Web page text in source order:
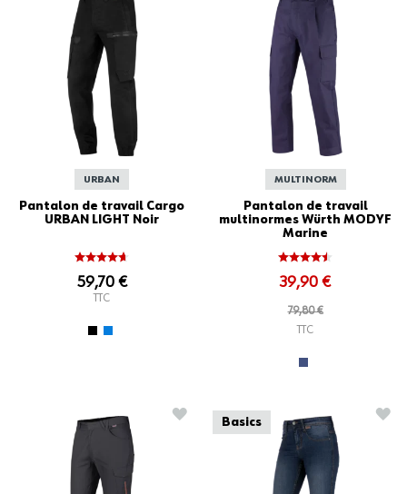
URBAN
Pantalon de travail Cargo
URBAN LIGHT Noir
59,70 €
TTC
MULTINORM
Pantalon de travail
multinormes Würth MODYF
Marine
39,90 €
79,80 €
TTC
AJOUTER À LA LISTE D'ACHATS
Basics